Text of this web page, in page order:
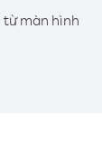
từ màn hình